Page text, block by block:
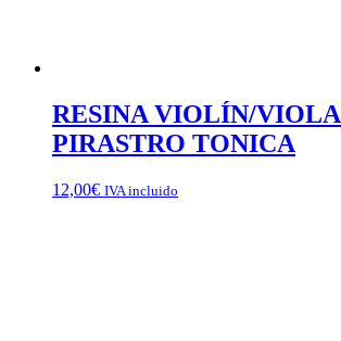
RESINA VIOLÍN/VIOLA
PIRASTRO TONICA
12,00€ IVA incluido